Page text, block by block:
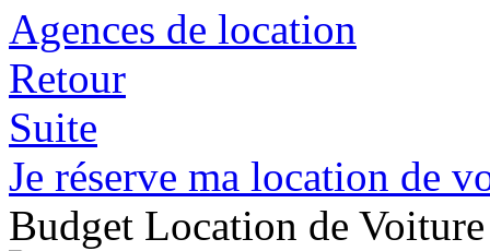
Agences de location
Retour
Suite
Je réserve ma location de
Budget Location de